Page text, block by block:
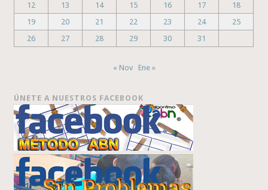
12
13 14 15 16 17
18
19
20 21 22 23 24
25
26
27 28 29 30 31
« Nov Ene »
ÚNETE A NUESTROS FACEBOOK